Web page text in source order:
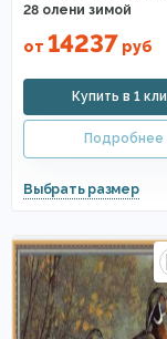
28 олени зимой
от 14237 руб